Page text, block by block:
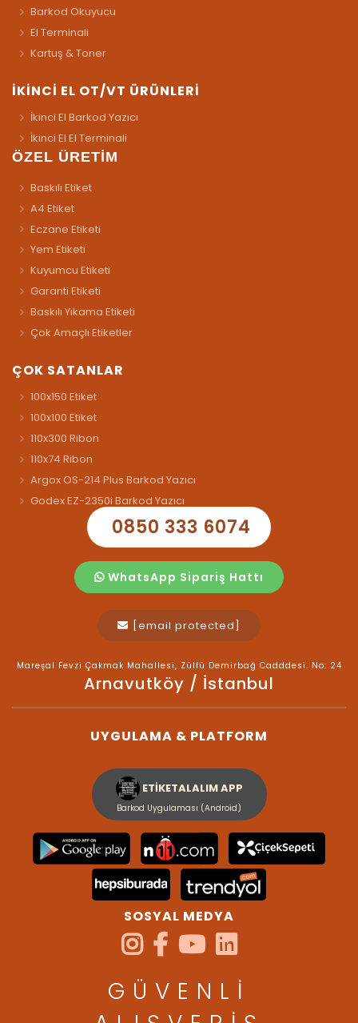
Barkod Okuyucu
El Terminali
Kartuş & Toner
İKİNCİ EL OT/VT ÜRÜNLERİ
İkinci El Barkod Yazıcı
İkinci El El Terminali
ÖZEL ÜRETİM
Baskılı Etiket
A4 Etiket
Eczane Etiketi
Yem Etiketi
Kuyumcu Etiketi
Garanti Etiketi
Baskılı Yıkama Etiketi
Çok Amaçlı Etiketler
ÇOK SATANLAR
100x150 Etiket
100x100 Etiket
110x300 Ribon
110x74 Ribon
Argox OS-214 Plus Barkod Yazıcı
Godex EZ-2350i Barkod Yazıcı
0850 333 6074
WhatsApp Sipariş Hattı
[email protected]
Mareşal Fevzi Çakmak Mahallesi, Zülfü Demirbağ Cadddesi. No: 24
Arnavutköy / İstanbul
UYGULAMA & PLATFORM
ETİKETALALIM APP
Barkod Uygulaması (Android)
SOSYAL MEDYA
GÜVENLİ